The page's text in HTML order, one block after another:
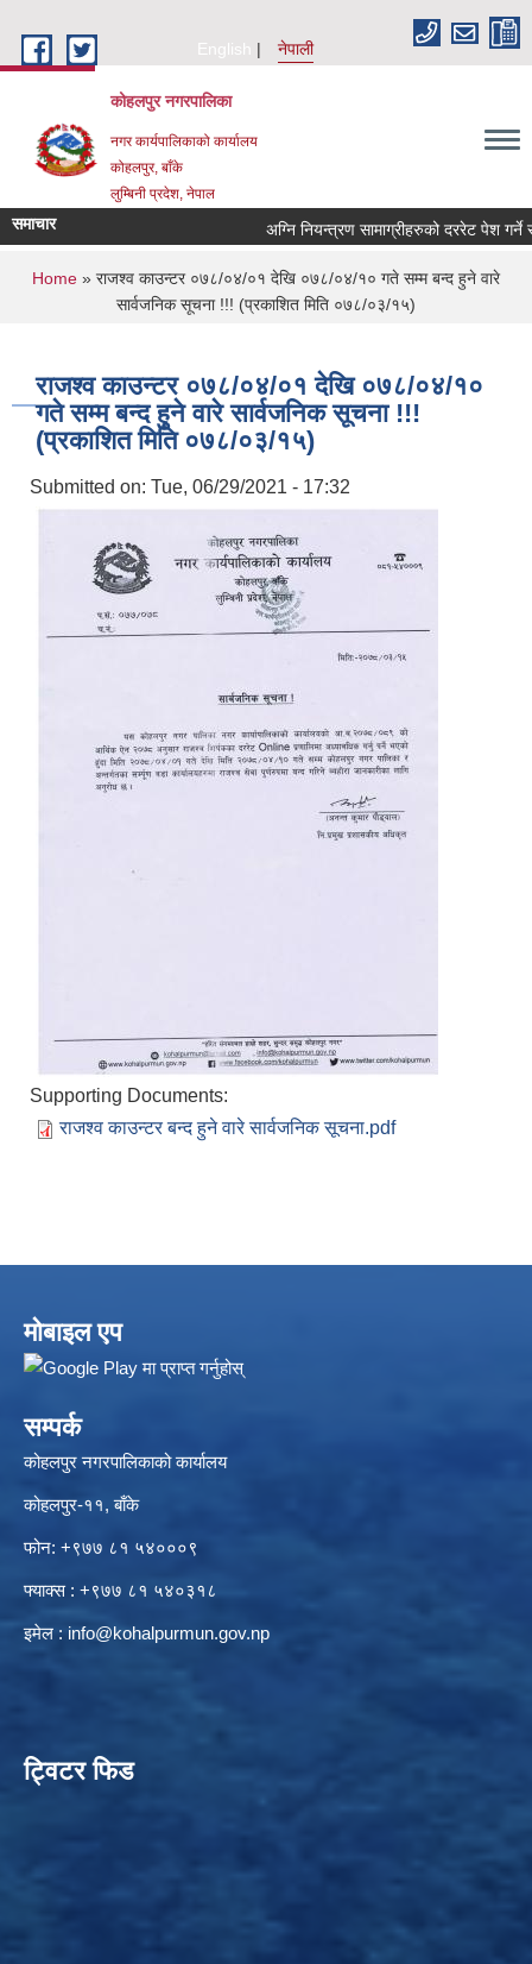
English
नेपाली
कोहलपुर नगरपालिका
नगर कार्यपालिकाको कार्यालय
कोहलपुर, बाँके
लुम्बिनी प्रदेश, नेपाल
समाचार
You are here
Home » राजश्व काउन्टर ०७८/०४/०१ देखि ०७८/०४/१० गते सम्म बन्द हुने वारे
सार्वजनिक सूचना !!! (प्रकाशित मिति ०७८/०३/१५)
राजश्व काउन्टर ०७८/०४/०१ देखि ०७८/०४/१०
गते सम्म बन्द हुने वारे सार्वजनिक सूचना !!!
(प्रकाशित मिति ०७८/०३/१५)
Submitted on: Tue, 06/29/2021 - 17:32
Supporting Documents:
राजश्व काउन्टर बन्द हुने वारे सार्वजनिक सूचना.pdf
मोबाइल एप
सम्पर्क
कोहलपुर नगरपालिकाको कार्यालय
कोहलपुर-११, बाँके
फोन: +९७७ ८१ ५४०००९
फ्याक्स : +९७७ ८१ ५४०३१८
इमेल : info@kohalpurmun.gov.np
ट्विटर फिड